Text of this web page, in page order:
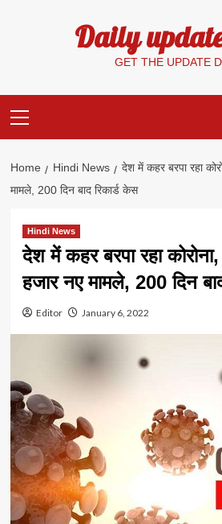
Daily
GET THE UPDATE
Menu
Home Hindi News
देश में कहर बरपा रहा
मामले, 200 दिन बाद रिकार्ड केस
Hindi News
देश में कहर बरपा रहा
हजार नए मामले, 200 दिन
Editor January 6, 2022